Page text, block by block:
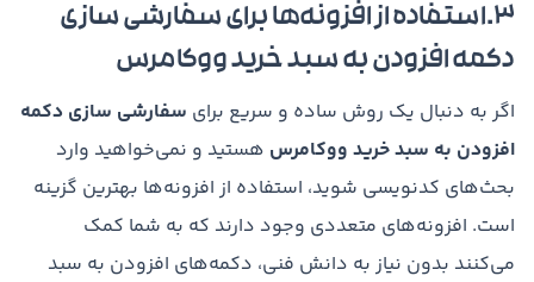
۳.استفاده از افزونه‌ها برای سفارشی سازی
دکمه افزودن به سبد خرید ووکامرس
اگر به دنبال یک روش ساده و سریع برای سفارشی سازی دکمه
افزودن به سبد خرید ووکامرس هستید و نمی‌خواهید وارد
بحث‌های کدنویسی شوید، استفاده از افزونه‌ها بهترین گزینه
است. افزونه‌های متعددی وجود دارند که به شما کمک
می‌کنند بدون نیاز به دانش فنی، دکمه‌های افزودن به سبد